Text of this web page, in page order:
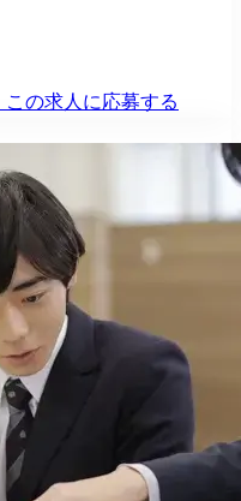
この求人に応募する